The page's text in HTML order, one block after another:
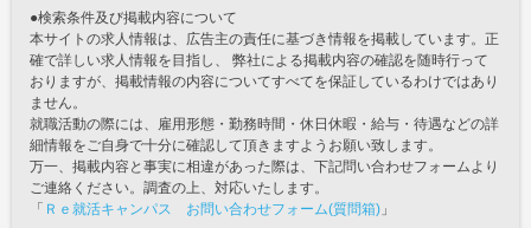
●検索条件及び掲載内容について
本サイトの求人情報は、広告主の責任に基づき情報を掲載しています。正
確で詳しい求人情報を目指し、 弊社による掲載内容の確認を随時行って
おりますが、掲載情報の内容についてすべてを保証しているわけではあり
ません。
就職活動の際には、雇用形態・勤務時間・休日休暇・給与・待遇などの詳
細情報をご自身で十分に確認して頂きますようお願い致します。
万一、掲載内容と事実に相違があった際は、下記問い合わせフォームより
ご連絡ください。調査の上、対応いたします。
「 Ｒｅ就活キャンパス お問い合わせフォーム(質問箱) 」